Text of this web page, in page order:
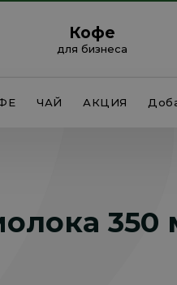
Кофе
для бизнеса
ЧАЙ АКЦИЯ